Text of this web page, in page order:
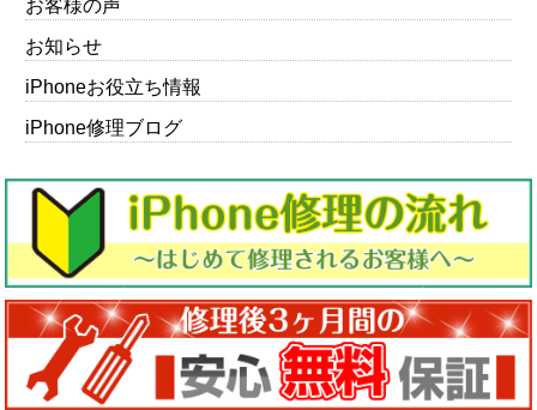
お客様の声
お知らせ
iPhoneお役立ち情報
iPhone修理ブログ